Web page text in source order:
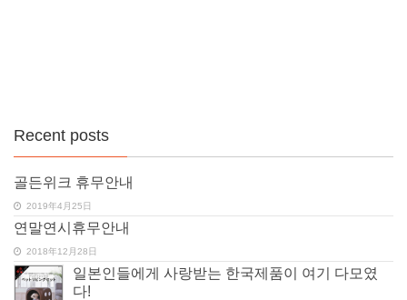
Recent posts
골든위크 휴무안내
2019年4月25日
연말연시휴무안내
2018年12月28日
일본인들에게 사랑받는 한국제품이 여기 다모였
다!